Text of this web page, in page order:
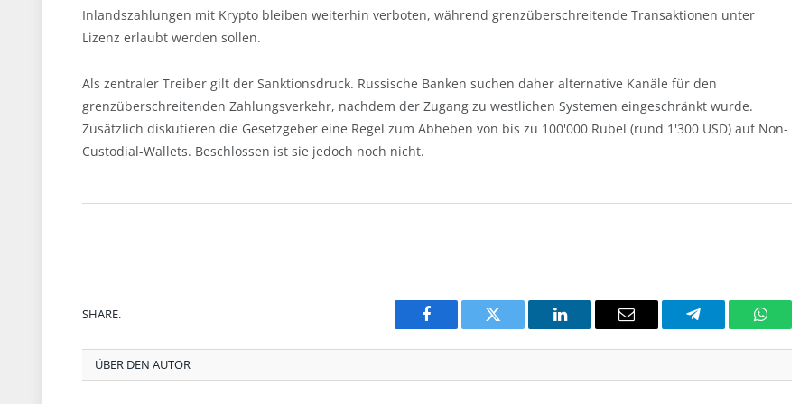
Inlandszahlungen mit Krypto bleiben weiterhin verboten, während grenzüberschreitende Transaktionen unter
Lizenz erlaubt werden sollen.
Als zentraler Treiber gilt der Sanktionsdruck. Russische Banken suchen daher alternative Kanäle für den
grenzüberschreitenden Zahlungsverkehr, nachdem der Zugang zu westlichen Systemen eingeschränkt wurde.
Zusätzlich diskutieren die Gesetzgeber eine Regel zum Abheben von bis zu 100'000 Rubel (rund 1'300 USD) auf Non-
Custodial-Wallets. Beschlossen ist sie jedoch noch nicht.
SHARE.
Facebook Twitter LinkedIn Email Telegram
ÜBER DEN AUTOR